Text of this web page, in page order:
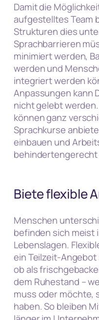
Damit die
aufgestelltes Team
Strukturen dies
Sprachbarrieren
minimiert werden,
werden und
integriert werden
Anpassungen kann
nicht gelebt
können ganz
Sprachkurse
einbauen und
Biete flexible
Menschen
befinden sich meist
Lebenslagen.
ein Teilzeit-Angebot
ob als
dem Ruhestand –
muss oder möchte,
haben. So bleiben